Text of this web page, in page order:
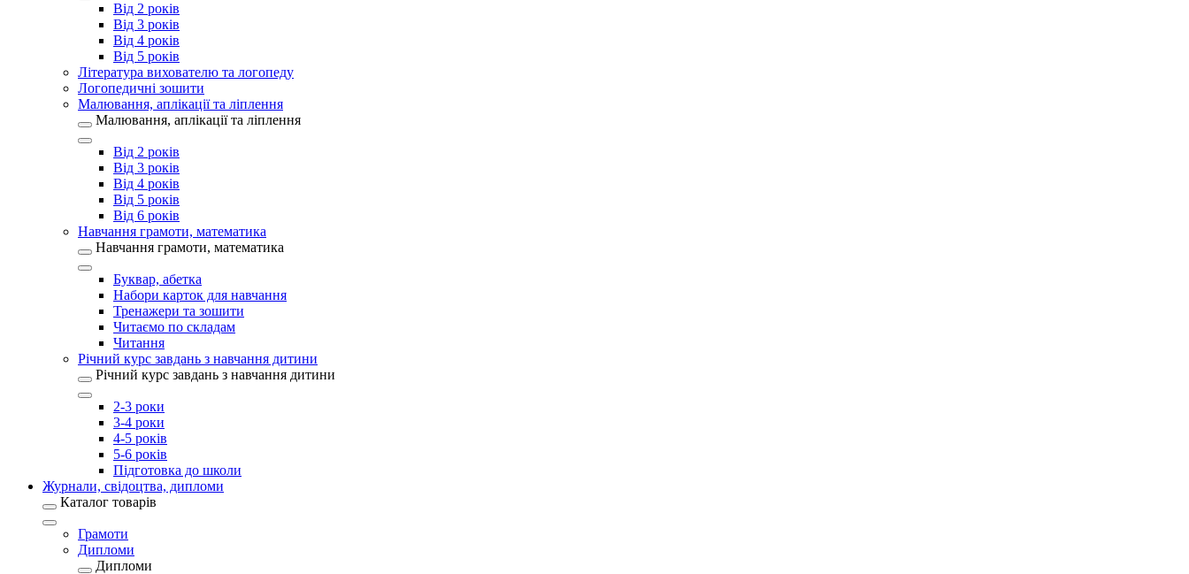
Від 2 років
Від 3 років
Від 4 років
Від 5 років
Література вихователю та логопеду
Логопедичні зошити
Малювання, аплікації та ліплення
Малювання, аплікації та ліплення
Від 2 років
Від 3 років
Від 4 років
Від 5 років
Від 6 років
Навчання грамоти, математика
Навчання грамоти, математика
Буквар, абетка
Набори карток для навчання
Тренажери та зошити
Читаємо по складам
Читання
Річний курс завдань з навчання дитини
Річний курс завдань з навчання дитини
2-3 роки
3-4 роки
4-5 років
5-6 років
Підготовка до школи
Журнали, свідоцтва, дипломи
Каталог товарів
Грамоти
Дипломи
Дипломи